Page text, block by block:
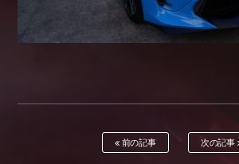
前の記事 次の記事